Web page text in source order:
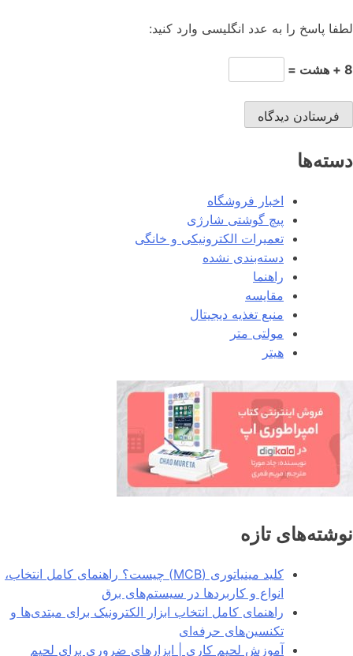
لطفا پاسخ را به عدد انگلیسی وارد کنید:
8 + هشت =
دسته‌ها
اخبار فروشگاه
پیچ گوشتی شارژی
تعمیرات الکترونیکی و خانگی
دسته‌بندی نشده
راهنما
مقایسه
منبع تغذیه دیجیتال
مولتی متر
هیتر
نوشته‌های تازه
کلید مینیاتوری (MCB) چیست؟ راهنمای کامل انتخاب،
انواع و کاربردها در سیستم‌های برق
راهنمای کامل انتخاب ابزار الکترونیک برای مبتدی‌ها و
تکنسین‌های حرفه‌ای
آموزش لحیم کاری | ابزارهای ضروری برای لحیم